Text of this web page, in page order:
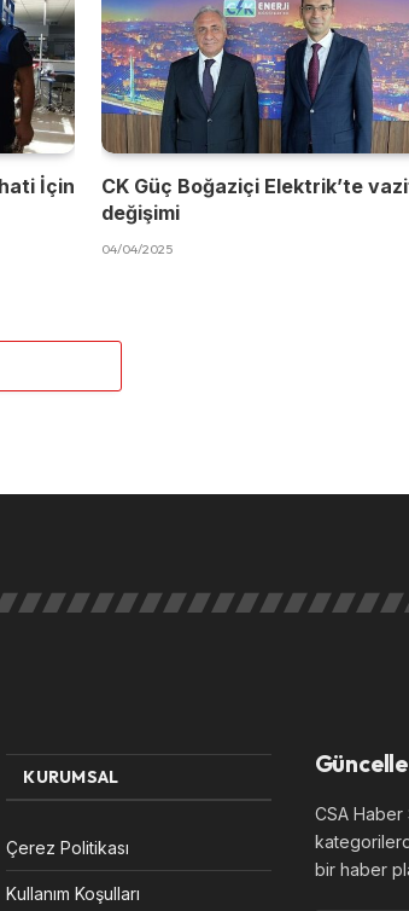
İçin
CK Güç Boğaziçi Elektrik’te
değişimi
04/04/2025
KURUMSAL
Çerez Politikası
Kullanım Koşulları
CSA
bir haber